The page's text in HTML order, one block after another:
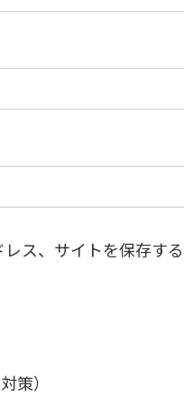
ス、サイトを保存す
策）